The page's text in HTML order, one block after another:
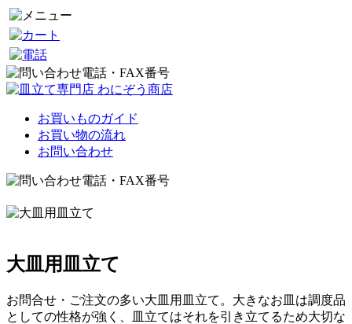
お買いものガイド
お買い物の流れ
お問い合わせ
大皿用皿立て
お問合せ・ご注文の多い大皿用皿立て。大きなお皿は調度品
としての性格が強く、皿立てはそれを引き立てるため大切な